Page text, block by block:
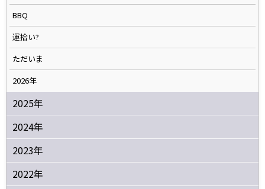
BBQ
運拾い?
ただいま
2026年
2025年
2024年
2023年
2022年